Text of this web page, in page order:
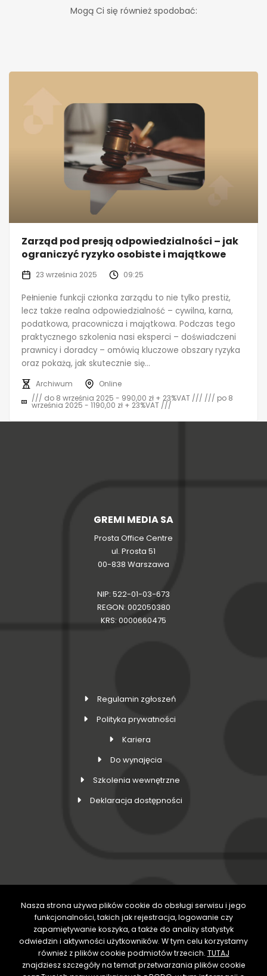
Mogą Ci się również spodobać:
Zarząd pod presją odpowiedzialności – jak
ograniczyć ryzyko osobiste i majątkowe
23 września 2025 09:25
Pełnienie funkcji członka zarządu to nie tylko prestiż,
lecz także realna odpowiedzialność – cywilna, karna,
podatkowa, pracownicza i majątkowa. Podczas tego
praktycznego szkolenia nasi eksperci – doświadczeni
prawnicy i doradcy – omówią kluczowe obszary ryzyka
oraz pokażą, jak skutecznie się...
Archiwum
Online
/// do 8 września 2025 - 990,00 zł + 23%VAT /// /// po 8
września 2025 - 1190,00 zł + 23%VAT ///
GREMI MEDIA SA
Prosta Office Centre
ul. Prosta 51
00-838 Warszawa
NIP: 522-01-03-673
REGON: 002050380
KRS: 0000660475
Regulamin zgłoszeń
Polityka prywatności
Kariera
Do wynajęcia
Szkolenia wewnętrzne
Deklaracja dostępności
DOŁĄCZ DO NAS
Nasza strona używa plików cookie do obsługi serwisu i jego
funkcjonalności, takich jak rejestracja, logowanie czy
zapamiętywanie koszyka, a także do analizy statystyk
odwiedzin i aktywności użytkowników. W tym celu korzystamy
również z plików cookie podmiotów trzecich. TUTAJ
znajdziesz szczegóły na temat przetwarzania plików cookie